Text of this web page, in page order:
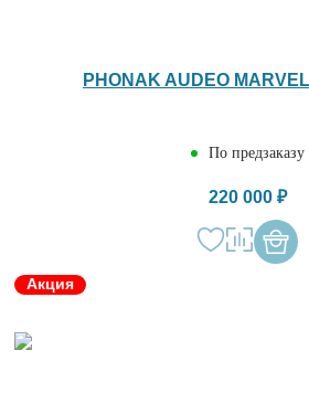
PHONAK AUDEO
По предзаказу
220 000 ₽
Акция